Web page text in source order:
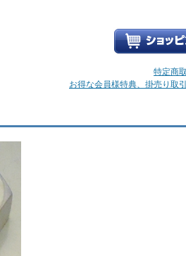
特定商
お得な会員様特典、掛売り取